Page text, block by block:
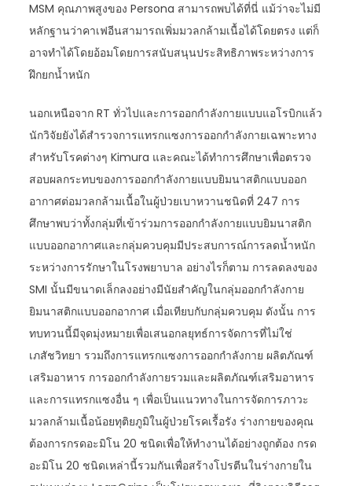
MSM คุณภาพสูงของ Persona สามารถพบได้ที่นี่ แม้ว่าจะไม่มี
หลักฐานว่าคาเฟอีนสามารถเพิ่มมวลกล้ามเนื้อได้โดยตรง แต่ก็
อาจทำได้โดยอ้อมโดยการสนับสนุนประสิทธิภาพระหว่างการ
ฝึกยกน้ำหนัก
นอกเหนือจาก RT ทั่วไปและการออกกำลังกายแบบแอโรบิกแล้ว
นักวิจัยยังได้สำรวจการแทรกแซงการออกกำลังกายเฉพาะทาง
สำหรับโรคต่างๆ Kimura และคณะได้ทำการศึกษาเพื่อตรวจ
สอบผลกระทบของการออกกำลังกายแบบยิมนาสติกแบบออก
อากาศต่อมวลกล้ามเนื้อในผู้ป่วยเบาหวานชนิดที่ 247 การ
ศึกษาพบว่าทั้งกลุ่มที่เข้าร่วมการออกกำลังกายแบบยิมนาสติก
แบบออกอากาศและกลุ่มควบคุมมีประสบการณ์การลดน้ำหนัก
ระหว่างการรักษาในโรงพยาบาล อย่างไรก็ตาม การลดลงของ
SMI นั้นมีขนาดเล็กลงอย่างมีนัยสำคัญในกลุ่มออกกำลังกาย
ยิมนาสติกแบบออกอากาศ เมื่อเทียบกับกลุ่มควบคุม ดังนั้น การ
ทบทวนนี้มีจุดมุ่งหมายเพื่อเสนอกลยุทธ์การจัดการที่ไม่ใช่
เภสัชวิทยา รวมถึงการแทรกแซงการออกกำลังกาย ผลิตภัณฑ์
เสริมอาหาร การออกกำลังกายรวมและผลิตภัณฑ์เสริมอาหาร
และการแทรกแซงอื่น ๆ เพื่อเป็นแนวทางในการจัดการภาวะ
มวลกล้ามเนื้อน้อยทุติยภูมิในผู้ป่วยโรคเรื้อรัง ร่างกายของคุณ
ต้องการกรดอะมิโน 20 ชนิดเพื่อให้ทำงานได้อย่างถูกต้อง กรด
อะมิโน 20 ชนิดเหล่านี้รวมกันเพื่อสร้างโปรตีนในร่างกายใน